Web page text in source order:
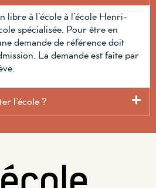
libre à l’école à l’école Henri-
spécialisée. Pour être en
demande de référence doit
La demande est faite par
l’école ?